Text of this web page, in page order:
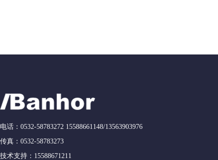
电话：0532-58783272 15588661148/13563903976
传真：0532-58783273
技术支持：15588671211